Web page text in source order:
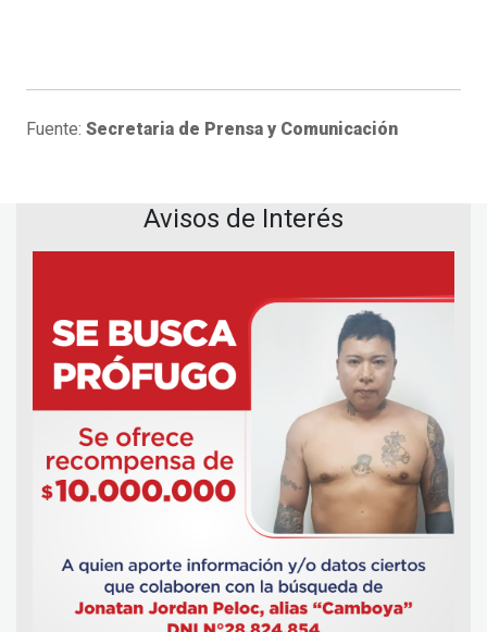
Fuente: Secretaria de Prensa y Comunicación
Avisos de Interés